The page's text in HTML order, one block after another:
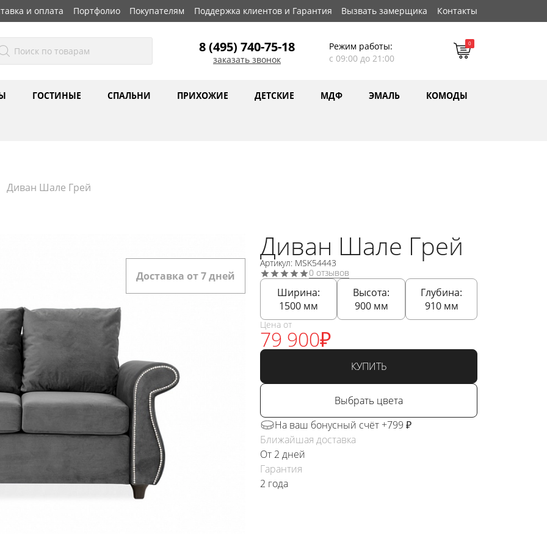
и оплата Портфолио Покупателям Поддержка клиентов и Гарантия Вызвать замерщика Контакты
8 (495) 740-75-18
заказать звонок
Режим работы:
с 09:00 до 21:00
0
ГОСТИНЫЕ СПАЛЬНИ ПРИХОЖИЕ ДЕТСКИЕ МДФ ЭМАЛЬ КОМОДЫ
Диван Шале Грей
Доставка от 7 дней
Диван Шале Грей
Артикул: MSK54443
0 отзывов
Ширина:
1500 мм
Высота:
900мм
Глубина:
910мм
Цена от
79 900₽
КУПИТЬ
Выбрать цвета
На ваш бонусный счёт +799 ₽
Ближайшая доставка
От 2 дней
Гарантия
2 года